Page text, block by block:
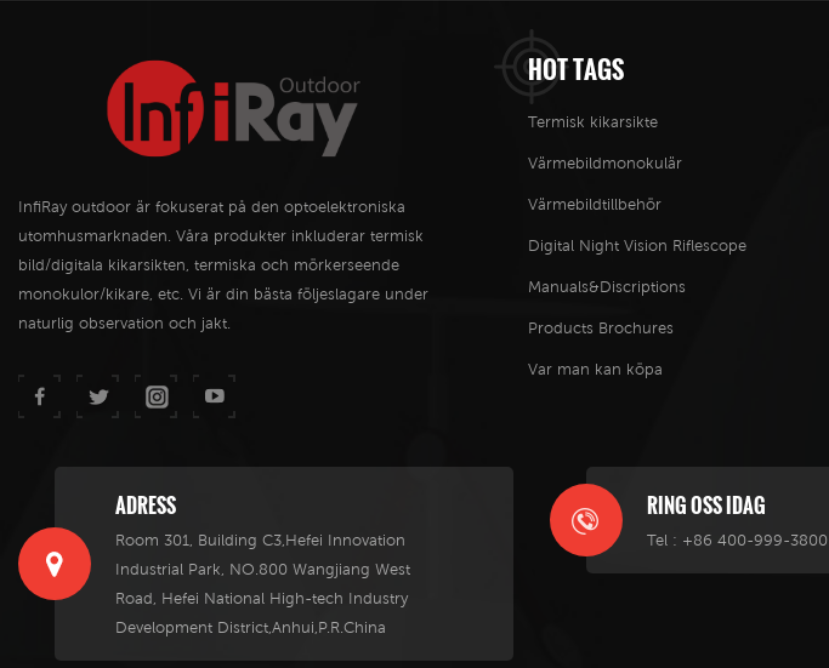
InfiRay outdoor är fokuserat på den optoelektroniska
utomhusmarknaden. Våra produkter inkluderar termisk
bild/digitala kikarsikten, termiska och mörkerseende
monokulor/kikare, etc. Vi är din bästa följeslagare under
naturlig observation och jakt.
HOT TAGS
Termisk kikarsikte
Värmebildmonokulär
Värmebildtillbehör
Digital Night Vision Riflescope
Manuals&Discriptions
Products Brochures
Var man kan köpa
ADRESS
Room 301, Building C3,Hefei Innovation
Industrial Park, NO.800 Wangjiang West
Road, Hefei National High-tech Industry
Development District,Anhui,P.R.China
RING OSS IDAG
Tel : +86 400-999-3800